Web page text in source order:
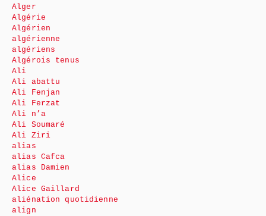
Alger
Algérie
Algérien
algérienne
algériens
Algérois tenus
Ali
Ali abattu
Ali Fenjan
Ali Ferzat
Ali n’a
Ali Soumaré
Ali Ziri
alias
alias Cafca
alias Damien
Alice
Alice Gaillard
aliénation quotidienne
align